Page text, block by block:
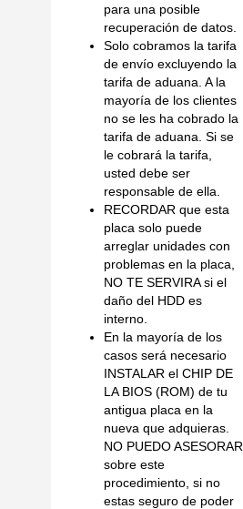
para una posible
recuperación de datos.
Solo cobramos la tarifa
de envío excluyendo la
tarifa de aduana. A la
mayoría de los clientes
no se les ha cobrado la
tarifa de aduana. Si se
le cobrará la tarifa,
usted debe ser
responsable de ella.
RECORDAR que esta
placa solo puede
arreglar unidades con
problemas en la placa,
NO TE SERVIRA si el
daño del HDD es
interno.
En la mayoría de los
casos será necesario
INSTALAR el CHIP DE
LA BIOS (ROM) de tu
antigua placa en la
nueva que adquieras.
NO PUEDO ASESORAR
sobre este
procedimiento, si no
estas seguro de poder